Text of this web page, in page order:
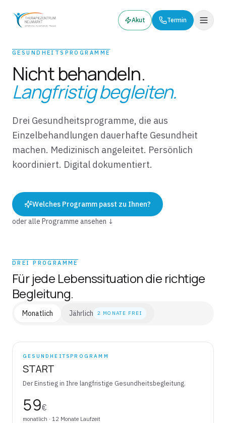
Akut Termin
GESUNDHEITSPROGRAMME
Nicht behandeln.
Langfristig begleiten.
Drei Gesundheitsprogramme, die aus
Einzelbehandlungen dauerhafte Gesundheit
machen. Medizinisch angeleitet. Persönlich
koordiniert. Digital dokumentiert.
Welches Programm passt zu Ihnen?
oder alle Programme ansehen ↓
DREI PROGRAMME
Für jede Lebenssituation die richtige
Begleitung.
Monatlich Jährlich 2 MONATE FREI
GESUNDHEITSPROGRAMM
START
Der Einstieg in Ihre langfristige Gesundheitsbegleitung.
59€
monatlich · 12 Monate Laufzeit